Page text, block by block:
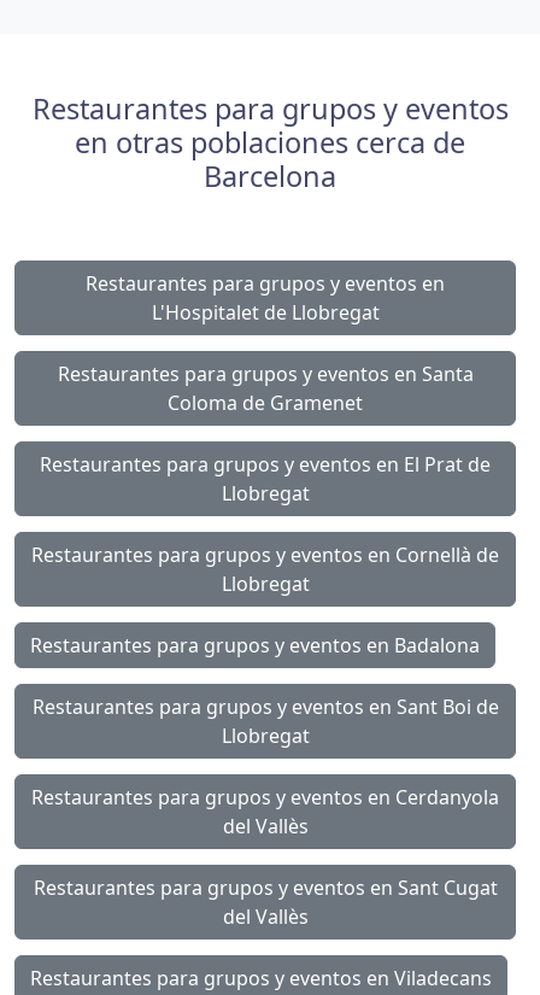
Restaurantes para grupos y eventos
en otras poblaciones cerca de
Barcelona
Restaurantes para grupos y eventos en
L'Hospitalet de Llobregat
Restaurantes para grupos y eventos en Santa
Coloma de Gramenet
Restaurantes para grupos y eventos en El Prat de
Llobregat
Restaurantes para grupos y eventos en Cornellà de
Llobregat
Restaurantes para grupos y eventos en Badalona
Restaurantes para grupos y eventos en Sant Boi de
Llobregat
Restaurantes para grupos y eventos en Cerdanyola
del Vallès
Restaurantes para grupos y eventos en Sant Cugat
del Vallès
Restaurantes para grupos y eventos en Viladecans